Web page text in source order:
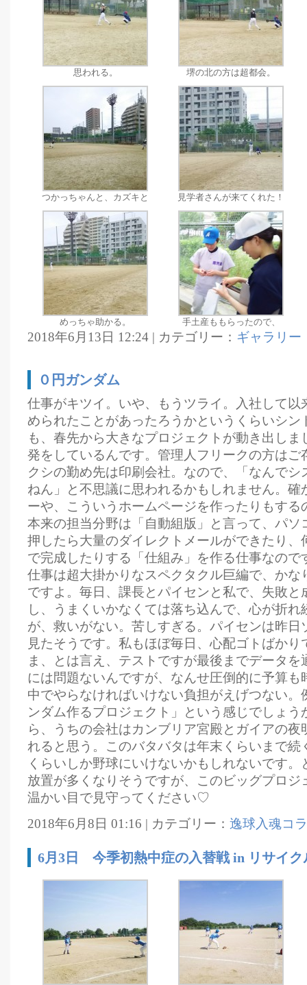
思われる。 堺の北の方は超都会。
つかっちゃんと、カズキと 見学者さんが来てくれた！
めっちゃ助かる。 手土産ももらったので、
2018年6月13日 12:24 | カテゴリー： ギャラリー
０円ガンダム
仕事がキツイ。いや、もうツライ。入社して以
められたことがあったろうかというくらいシン
も、春先から大きなプロジェクトが動き出しま
発をしているんです。管理人フリークの方はご
クシの勤め先は印刷会社。なので、「なんでシ
ねん」と不思議に思われるかもしれません。確
ーや、こういうホームページを作ったりもする
本来の担当分野は「自動組版」と言って、パソ
押したら大量のダイレクトメールができたり、
で完成したりする「仕組み」を作る仕事なので
仕事は超大掛かりなスペクタクル巨編で、かな
ですよ。毎日、課長とパイセンと私で、失敗と
し、うまくいかなくては落ち込んで、心が折れ
が、救いがない。苦しすぎる。パイセンは昨日
見たそうです。私もほぼ毎日、心配ゴトばかり
ま、とは言え、テストですが最後までデータ
には問題ないんですが、なんせ圧倒的に予算も
中でやらなければいけない負担がえげつない。
ンダム作るプロジェクト」という感じでしょう
ら、うちの会社はカンブリア宮殿とガイアの夜
れると思う。このバタバタは年末くらいまで続
くらいしか野球にいけないかもしれないです
放置が多くなりそうですが、このビッグプロジ
温かい目で見守ってください♡
2018年6月8日 01:16 | カテゴリー： 逸球入魂コ
6月3日 今季初熱中症の入替戦 in リサイク